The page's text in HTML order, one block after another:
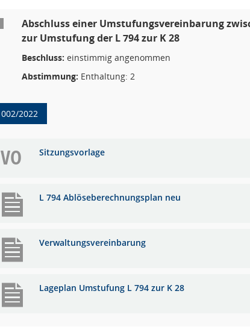
Abschluss einer Umstufungsvereinbarung
zur Umstufung der L 794 zur K 28
Beschluss: einstimmig angenommen
Abstimmung: Enthaltung: 2
002/2022
VO Sitzungsvorlage
L 794 Ablöseberechnungsplan neu
Verwaltungsvereinbarung
Lageplan Umstufung L 794 zur K 28